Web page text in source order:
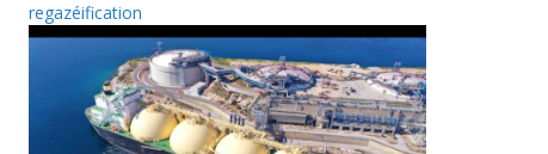
regazéification